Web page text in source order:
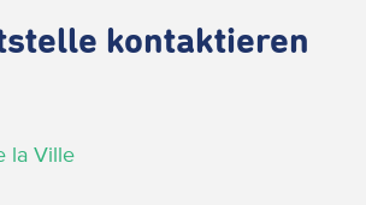
kontaktieren
la Ville